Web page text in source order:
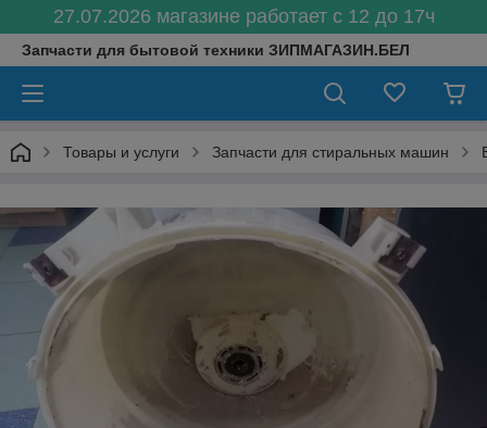
27.07.2026 магазине работает с 12 до 17ч
Запчасти для бытовой техники ЗИПМАГАЗИН.БЕЛ
Товары и услуги Запчасти для стиральных машин